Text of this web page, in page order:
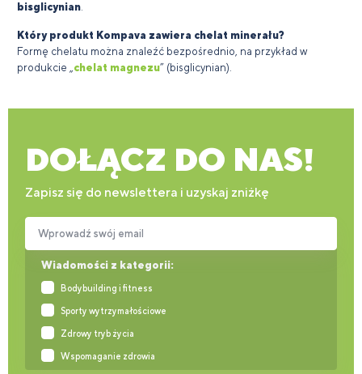
bisglicynian.
Który produkt Kompava zawiera chelat minerału?
Formę chelatu można znaleźć bezpośrednio, na przykład w
produkcie „chelat magnezu” (bisglicynian).
DOŁĄCZ DO NAS!
Zapisz się do newslettera i uzyskaj zniżkę
Wiadomości z kategorii:
Bodybuilding i fitness
Sporty wytrzymałościowe
Zdrowy tryb życia
Wspomaganie zdrowia
Wprowadź swój email